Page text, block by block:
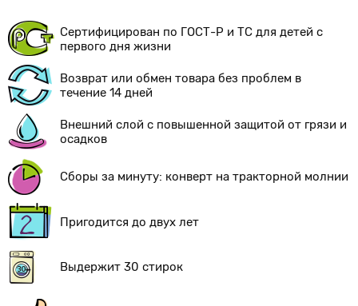
Сертифицирован по ГОСТ-Р и ТС для детей с
первого дня жизни
Возврат или обмен товара без проблем в
течение 14 дней
Внешний слой с повышенной защитой от грязи и
осадков
Сборы за минуту: конверт на тракторной молнии
Пригодится до двух лет
Выдержит 30 стирок